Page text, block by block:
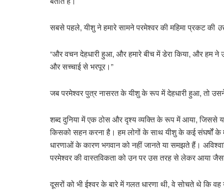
सबसे पहले, यीशु ने हमारे सामने परमेश्वर की महिमा प्रकट की
“और वचन देहधारी हुआ, और हमारे बीच में डेरा किया, और हम ने
और सच्चाई से भरपूर।”
जब परमेश्वर पुत्र नासरत के यीशु के रूप में देहधारी हुआ, तो
शब्द दुनिया में एक ठोस और दृश्य व्यक्ति के रूप में आया, जिससे
किसको सहन करना है। हम लोगों के साथ यीशु के कई संघर्षों के
धारणाओं के कारण भगवान को नहीं जानते या समझते हैं।
परमेश्वर की वास्तविकता को उन पर उस तरह से लेकर आया
दूसरों को भी ईश्वर के बारे में गलत धारणा थी, वे सोचते थे कि वह